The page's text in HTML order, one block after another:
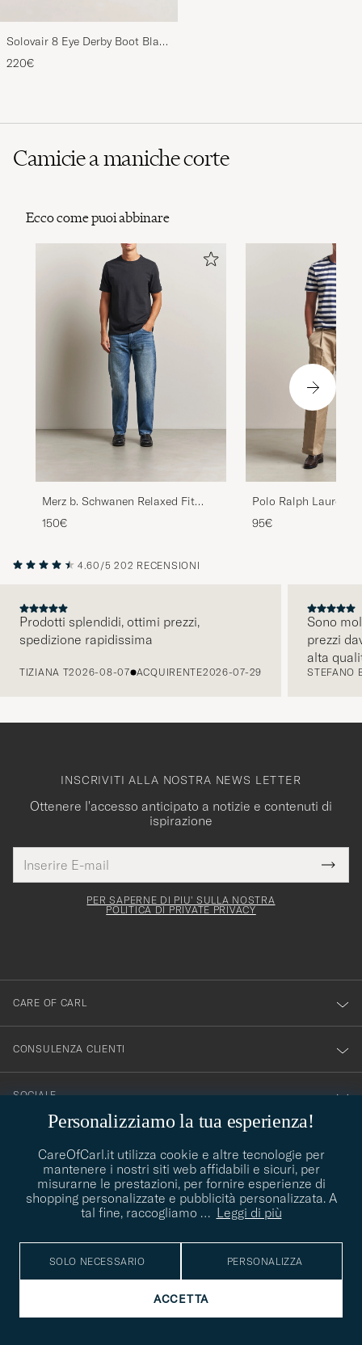
Solovair 8 Eye Derby Boot Black
Shine
220€
Camicie a maniche corte
Ecco come puoi abbinare
Merz b. Schwanen Relaxed Fit
Loopwheeled Heavy T-Shirt
Charcoal
150€
Polo Ralph Lauren
Fit Striped T-Shirt
95€
PRECEDENTE
4.60/5 202 RECENSIONI
Prodotti splendidi, ottimi prezzi,
spedizione rapidissima
TIZIANA T2026-08-07 ACQUIRENTE2026-07-29
Sono
prezzi
alta
STEFANO
Personalizziamo la tua esperienza!
CareOfCarl.it utilizza cookie e altre tecnologie per
mantenere i nostri siti web affidabili e sicuri, per
misurarne le prestazioni, per fornire esperienze di
shopping personalizzate e pubblicità personalizzata. A
tal fine, raccogliamo … Leggi di più
SOLO NECESSARIO PERSONALIZZA
ACCETTA
INSCRIVITI ALLA NOSTRA NEWS LETTER
Ottenere l'accesso anticipato a notizie e contenuti di
ispirazione
E-
mail
Grazie
per
PER SAPERNE DI PIU' SULLA NOSTRA
POLITICA DI PRIVATE PRIVACY
CARE OF CARL
CONSULENZA CLIENTI
SOCIALE
CONSIGLI DI STILE
CONSIGLI DI STILE